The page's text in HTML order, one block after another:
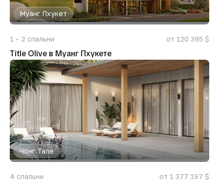
Муанг Пхукет
1 2 спальни от 120 395 $
Title Olive в Муанг Пхукете
Чонг Тале
4 спальни от 1 377 197 $